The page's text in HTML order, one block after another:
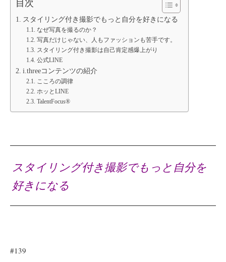
目次
スタイリング付き撮影でもっと自分を好きになる
なぜ写真を撮るのか？
写真だけじゃない、人もファッションも苦手です。
スタイリング付き撮影は自己肯定感爆上がり
公式LINE
i.threeコンテンツの紹介
こころの調律
ホッとLINE
TalentFocus®
スタイリング付き撮影でもっと自分を
好きになる
#139